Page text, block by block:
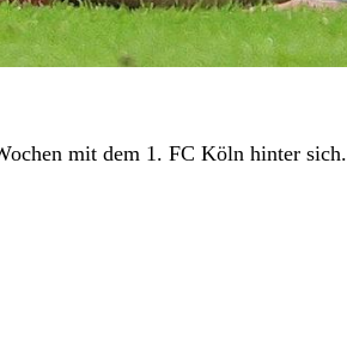
mit dem 1. FC Köln hinter sich.